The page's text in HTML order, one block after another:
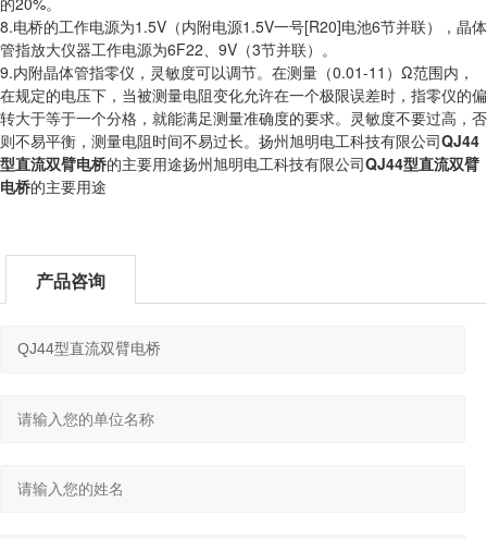
8.电桥的工作电源为1.5V（内附电源1.5V一号[R20]电池6节并联），晶体
管指放大仪器工作电源为6F22、9V（3节并联）。
9.内附晶体管指零仪，灵敏度可以调节。在测量（0.01-11）Ω范围内，
在规定的电压下，当被测量电阻变化允许在一个极限误差时，指零仪的偏
转大于等于一个分格，就能满足测量准确度的要求。灵敏度不要过高，否
则不易平衡，测量电阻时间不易过长。扬州旭明电工科技有限公司QJ44
型直流双臂电桥的主要用途扬州旭明电工科技有限公司QJ44型直流双臂
电桥的主要用途
产品咨询